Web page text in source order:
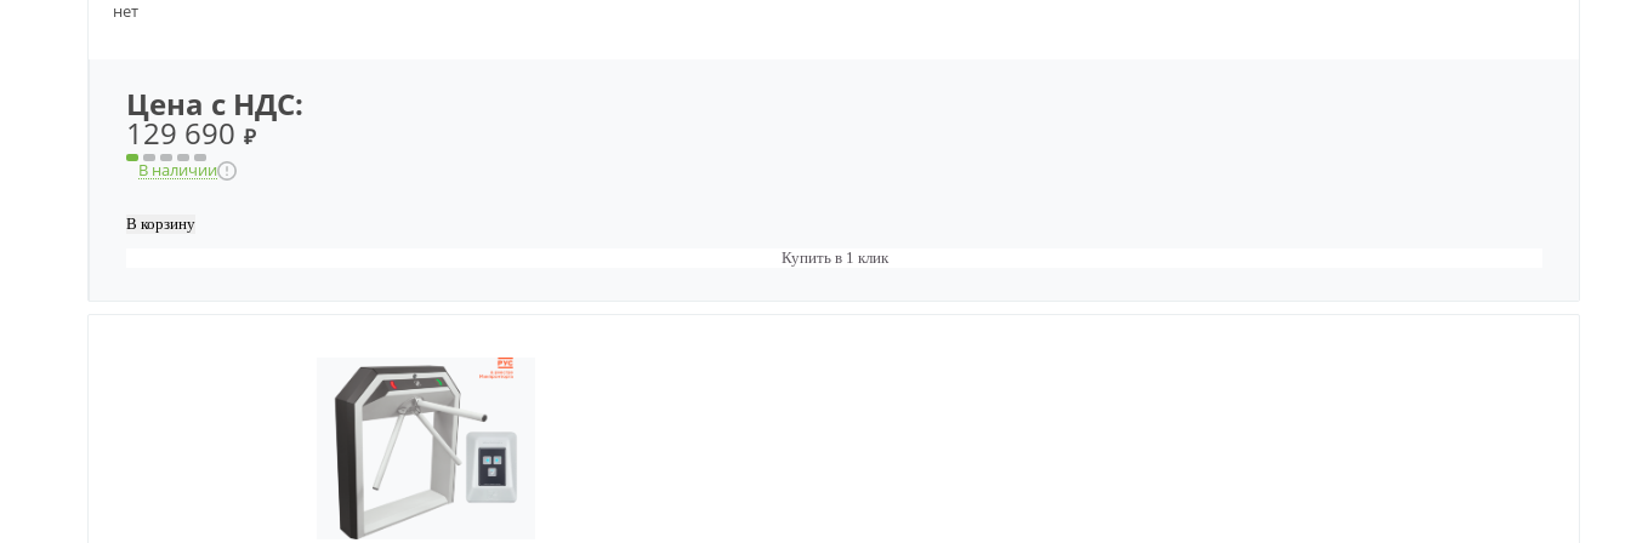
нет
Цена с НДС:
129 690₽
В наличии
Купить в 1 клик